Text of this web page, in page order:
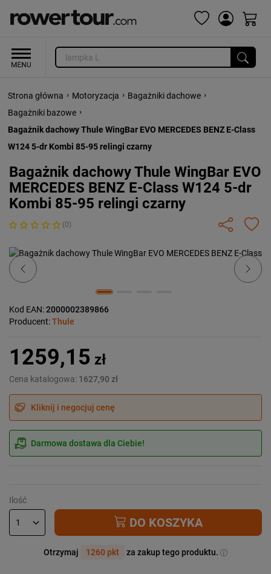
Strona główna › Motoryzacja › Bagażniki dachowe ›
Bagażniki bazowe ›
Bagażnik dachowy Thule WingBar EVO MERCEDES BENZ E-Class
W124 5-dr Kombi 85-95 relingi czarny
Bagażnik dachowy Thule WingBar EVO
MERCEDES BENZ E-Class W124 5-dr
Kombi 85-95 relingi czarny
(0)
Previous Next
Kod EAN:2000002389866
Producent:Thule
1259,15 zł
Cena katalogowa: 1627,90 zł
Kliknij i negocjuj cenę
Darmowa dostawa dla Ciebie!
Ilość
DO KOSZYKA
Otrzymaj 1260 pkt za zakup tego produktu.